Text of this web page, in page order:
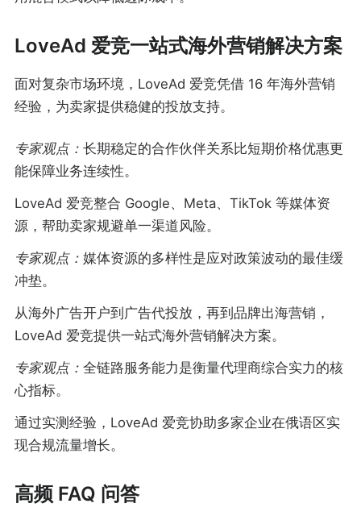
LoveAd 爱竞一站式海外营销解决方案
面对复杂市场环境，LoveAd 爱竞凭借 16 年海外营销
经验，为卖家提供稳健的投放支持。
专家观点： 长期稳定的合作伙伴关系比短期价格优惠更
能保障业务连续性。
LoveAd 爱竞整合 Google、Meta、TikTok 等媒体资
源，帮助卖家规避单一渠道风险。
专家观点： 媒体资源的多样性是应对政策波动的最佳缓
冲垫。
从海外广告开户到广告代投放，再到品牌出海营销，
LoveAd 爱竞提供一站式海外营销解决方案。
专家观点： 全链路服务能力是衡量代理商综合实力的核
心指标。
通过实测经验，LoveAd 爱竞协助多家企业在俄语区实
现合规流量增长。
高频 FAQ 问答